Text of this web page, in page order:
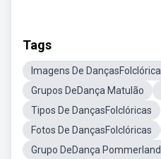
Tags
Imagens De
Grupos DeDança Matulão
Tipos De DançasFolclóricas
Fotos De DançasFolclóricas
Grupo DeDança Pommerland